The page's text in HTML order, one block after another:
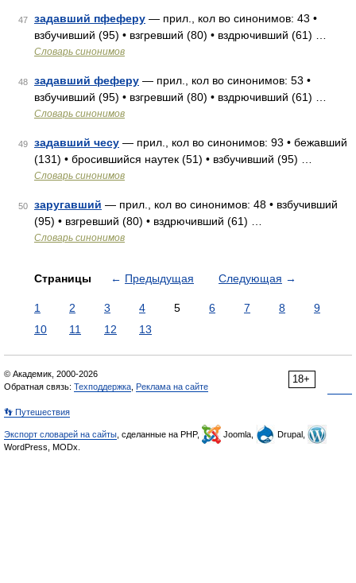
47 задавший пфеферу — прил., кол во синонимов: 43 •
взбучивший (95) • взгревший (80) • вздрючивший (61) …
Словарь синонимов
48 задавший феферу — прил., кол во синонимов: 53 •
взбучивший (95) • взгревший (80) • вздрючивший (61) …
Словарь синонимов
49 задавший чесу — прил., кол во синонимов: 93 • бежавший
(131) • бросившийся наутек (51) • взбучивший (95) …
Словарь синонимов
50 заругавший — прил., кол во синонимов: 48 • взбучивший
(95) • взгревший (80) • вздрючивший (61) …
Словарь синонимов
Страницы ← Предыдущая Следующая →
1 2 3 4 5 6 7 8
9
10
11 12 13
18+
© Академик, 2000-2026
Обратная связь: Техподдержка Реклама на сайте
👣 Путешествия
Экспорт словарей на сайты , сделанные на PHP, Joomla,
Drupal,
WordPress, MODx.